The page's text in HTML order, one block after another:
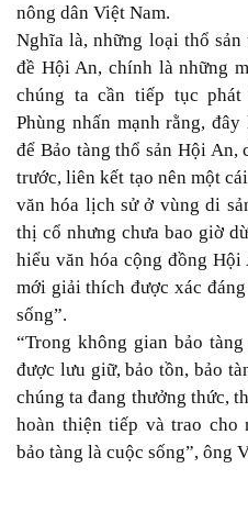
nông dân Việt Nam.
Nghĩa là, những loại thổ
đề Hội An, chính là những
chúng ta cần tiếp tục
Phùng nhấn mạnh rằng,
để Bảo tàng thổ sản Hội An,
trước, liên kết tạo nên một
văn hóa lịch sử ở vùng di
thị cổ nhưng chưa bao giờ
hiểu văn hóa cộng đồng
mới giải thích được xác
sống”.
“Trong không gian bảo
được lưu giữ, bảo tồn, bảo
chúng ta đang thưởng thức,
hoàn thiện tiếp và trao cho
bảo tàng là cuộc sống”, ông